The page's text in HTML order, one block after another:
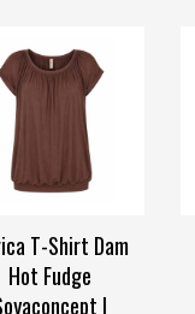
T-Shirt Dam
Hot Fudge
|